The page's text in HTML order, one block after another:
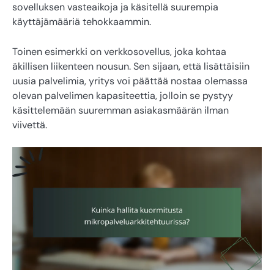
sovelluksen vasteaikoja ja käsitellä suurempia
käyttäjämääriä tehokkaammin.
Toinen esimerkki on verkkosovellus, joka kohtaa
äkillisen liikenteen nousun. Sen sijaan, että lisättäisiin
uusia palvelimia, yritys voi päättää nostaa olemassa
olevan palvelimen kapasiteettia, jolloin se pystyy
käsittelemään suuremman asiakasmäärän ilman
viivettä.